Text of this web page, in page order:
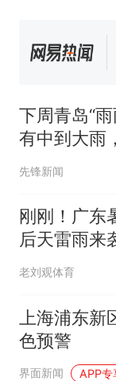
下周青岛“
有中到大雨
并伴有雷电
先锋新闻
刚刚！广东
后天雷雨来
老刘观体育
上海浦东
色预警
界面新闻 APP专